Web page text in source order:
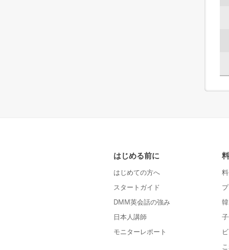
はじめる前に
はじめての方へ
スタートガイド
DMM英会話の強み
日本人講師
モニターレポート